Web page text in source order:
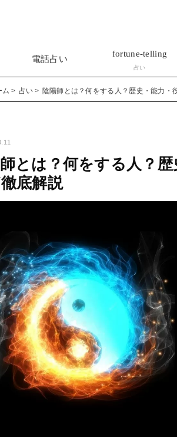
電話占い
fortune-telling
占い
ム 占い 陰陽師とは？何をする人？歴史・能力・
とは？何をする人？
底解説